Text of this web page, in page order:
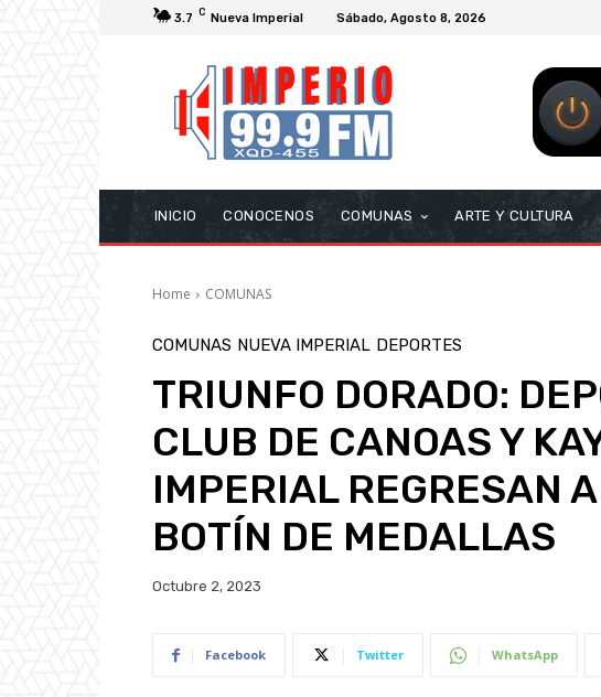
3.7 C Nueva Imperial Sábado, Agosto 8, 2026
INICIO CONOCENOS COMUNAS ARTE Y CULTURA
Home COMUNAS
COMUNAS NUEVA IMPERIAL DEPORTES
TRIUNFO DORADO:
CLUB DE CANOAS Y
IMPERIAL REGRESAN
BOTÍN DE MEDALLAS
Octubre 2, 2023
Facebook Twitter WhatsApp